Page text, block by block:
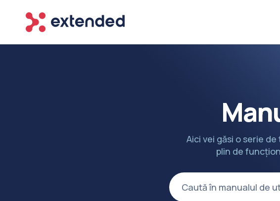
Aici vei găsi o serie
plin de